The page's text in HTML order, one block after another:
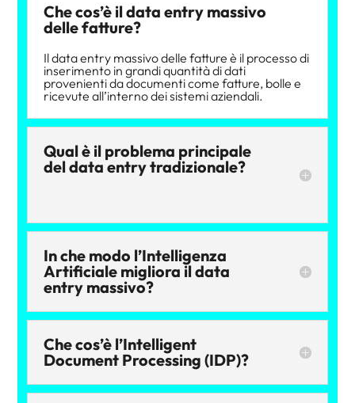
Che cos’è il data entry massivo
delle fatture?
Il data entry massivo delle fatture è il processo di
inserimento in grandi quantità di dati
provenienti da documenti come fatture, bolle e
ricevute all’interno dei sistemi aziendali.
Qual è il problema principale
del data entry tradizionale?
In che modo l’Intelligenza
Artificiale migliora il data
entry massivo?
Che cos’è l’Intelligent
Document Processing (IDP)?